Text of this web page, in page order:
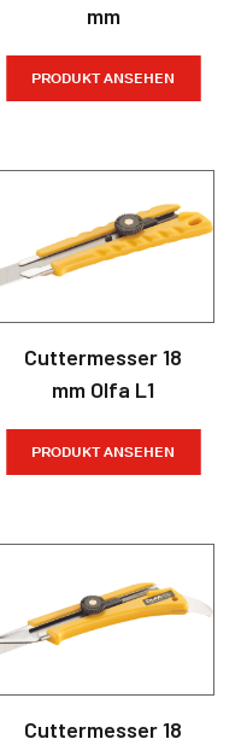
mm
PRODUKT ANSEHEN
Cuttermesser 18
mm Olfa L1
PRODUKT ANSEHEN
Cuttermesser 18